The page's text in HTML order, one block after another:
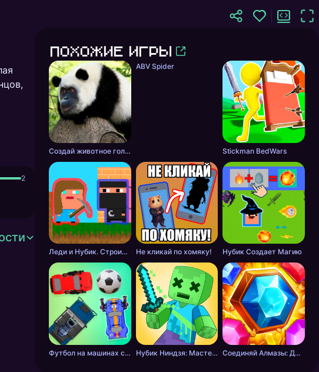
2
Похожие игры
Создай животное головоломка
ABV Spider
Stickman BedWars
Леди и Нубик. Строить и копать Не кликай по хомяку! Нубик Создает Магию
Футбол на машинах с оружием Нубик Ниндзя: Мастер Меча Соединяй Алмазы: Дойди до 10